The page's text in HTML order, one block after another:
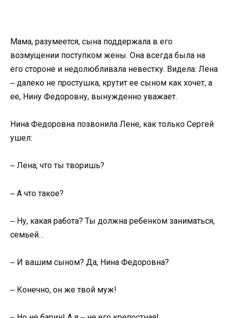
Мама, разумеется, сына поддержала в его
возмущении поступком жены. Она всегда была на
его стороне и недолюбливала невестку. Видела: Лена
‒ далеко не простушка, крутит ее сыном как хочет, а
ее, Нину Федоровну, вынужденно уважает.
Нина Федоровна позвонила Лене, как только Сергей
ушел:
‒ Лена, что ты творишь?
‒ А что такое?
‒ Ну, какая работа? Ты должна ребенком заниматься,
семьей…
‒ И вашим сыном? Да, Нина Федоровна?
‒ Конечно, он же твой муж!